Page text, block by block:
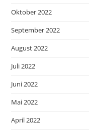
Oktober 2022
September 2022
August 2022
Juli 2022
Juni 2022
Mai 2022
April 2022